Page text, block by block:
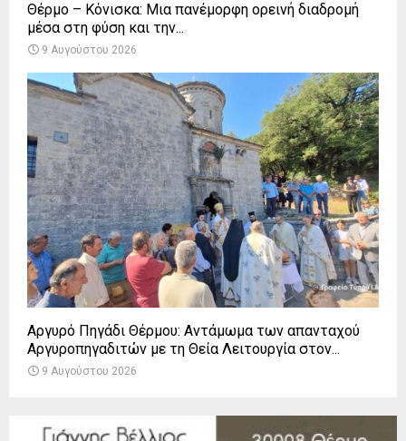
Θέρμο – Κόνισκα: Μια πανέμορφη ορεινή διαδρομή
μέσα στη φύση και την...
9 Αυγούστου 2026
Αργυρό Πηγάδι Θέρμου: Αντάμωμα των απανταχού
Αργυροπηγαδιτών με τη Θεία Λειτουργία στον...
9 Αυγούστου 2026